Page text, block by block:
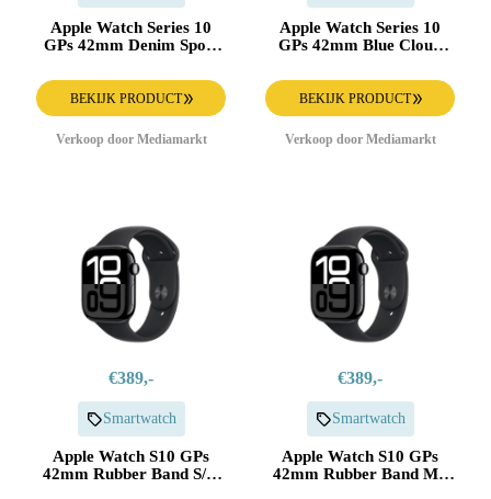
Apple Watch Series 10
GPs 42mm Denim Sport
Silver
BEKIJK PRODUCT
Verkoop door Mediamarkt
Apple Watch Series 10
GPs 42mm Blue Cloud
Silver
BEKIJK PRODUCT
Verkoop door Mediamarkt
€389,-
Smartwatch
Apple Watch S10 GPs
42mm Rubber Band S/m
€389,-
Smartwatch
Apple Watch S10 GPs
42mm Rubber Band M/l